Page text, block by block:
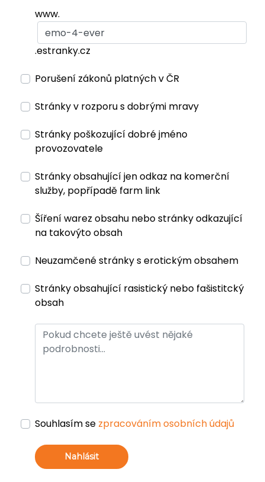
www.
.estranky.cz
Porušení zákonů platných v ČR
Stránky v rozporu s dobrými mravy
Stránky poškozující dobré jméno
provozovatele
Stránky obsahující jen odkaz na komerční
služby, popřípadě farm link
Šíření warez obsahu nebo stránky odkazující
na takovýto obsah
Neuzamčené stránky s erotickým obsahem
Stránky obsahující rasistický nebo fašistitcký
obsah
Souhlasím se zpracováním osobních údajů
Nahlásit